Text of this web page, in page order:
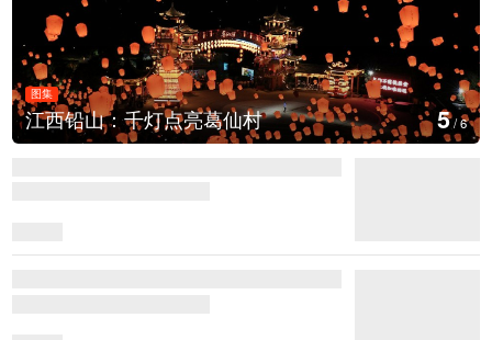
图集
江西铅山：千灯点亮葛仙村 5/6